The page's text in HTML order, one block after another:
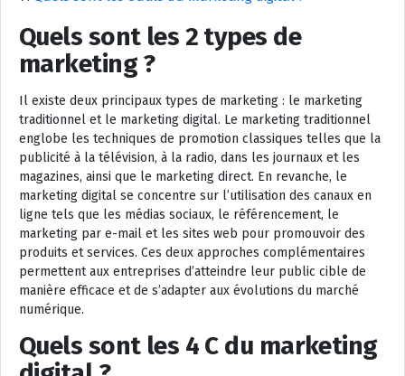
Quels sont les 2 types de
marketing ?
Il existe deux principaux types de marketing : le marketing
traditionnel et le marketing digital. Le marketing traditionnel
englobe les techniques de promotion classiques telles que la
publicité à la télévision, à la radio, dans les journaux et les
magazines, ainsi que le marketing direct. En revanche, le
marketing digital se concentre sur l’utilisation des canaux en
ligne tels que les médias sociaux, le référencement, le
marketing par e-mail et les sites web pour promouvoir des
produits et services. Ces deux approches complémentaires
permettent aux entreprises d’atteindre leur public cible de
manière efficace et de s’adapter aux évolutions du marché
numérique.
Quels sont les 4 C du marketing